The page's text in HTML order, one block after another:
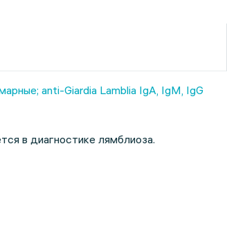
anti-Giardia Lamblia IgA, IgM, IgG
в диагностике лямблиоза.